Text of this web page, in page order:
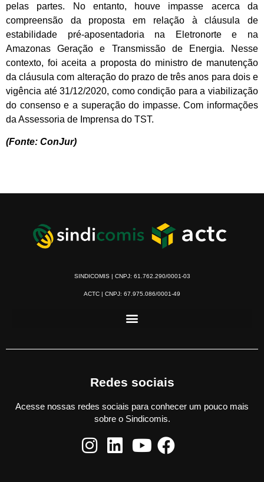
pelas partes. No entanto, houve impasse acerca da
compreensão da proposta em relação à cláusula de
estabilidade pré-aposentadoria na Eletronorte e na
Amazonas Geração e Transmissão de Energia. Nesse
contexto, foi aceita a proposta do ministro de manutenção
da cláusula com alteração do prazo de três anos para dois e
vigência até 31/12/2020, como condição para a viabilização
do consenso e a superação do impasse. Com informações
da Assessoria de Imprensa do TST.
(Fonte: ConJur)
SINDICOMIS | CNPJ: 61.762.290/0001-03
ACTC | CNPJ: 67.975.086/0001-49
Redes sociais
Acesse nossas redes sociais para conhecer um pouco mais
sobre o Sindicomis.